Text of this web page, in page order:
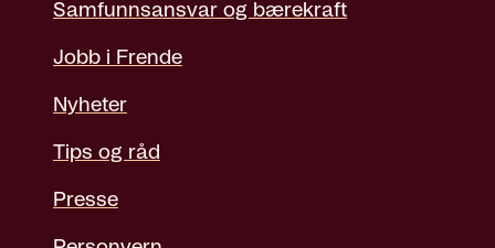
Samfunnsansvar og bærekraft
Jobb i Frende
Nyheter
Tips og råd
Presse